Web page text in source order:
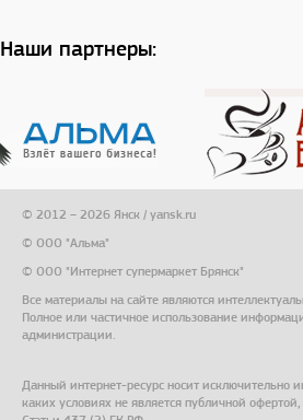
Наши партнеры:
© 2012 – 2026 Янск / yansk.ru
© ООО "Альма"
© ООО "Интернет супермаркет Брянск"
Все материалы на сайте являются
Полное или частичное использование
администрации.
Данный интернет-ресурс носит исключительно
каких условиях не является публичной